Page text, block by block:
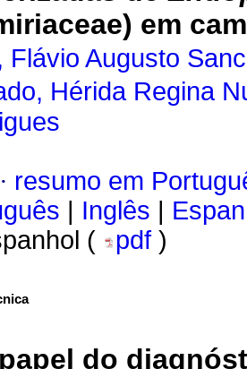
em
Flávio Augusto
Hérida Regina
· resumo em
Inglês
(
pdf )
do